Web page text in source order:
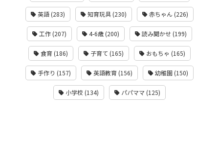
英語 (283) 知育玩具 (230) 赤ちゃん (226)
工作 (207) 4-6歳 (200) 読み聞かせ (199)
食育 (186) 子育て (165) おもちゃ (165)
手作り (157) 英語教育 (156) 幼稚園 (150)
小学校 (134) パパママ (125)